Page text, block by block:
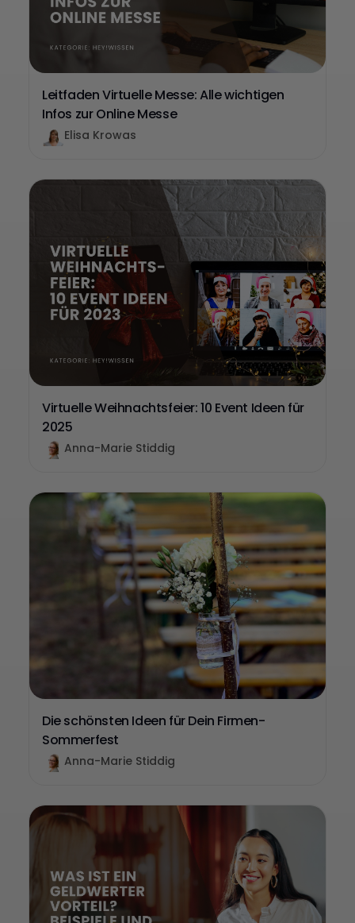
Leitfaden Virtuelle Messe: Alle wichtigen
Infos zur Online Messe
Elisa Krowas
Virtuelle Weihnachtsfeier: 10 Event Ideen für
2025
Anna-Marie Stiddig
Die schönsten Ideen für Dein Firmen-
Sommerfest
Anna-Marie Stiddig